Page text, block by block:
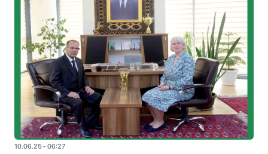
10.06.25 - 06:27